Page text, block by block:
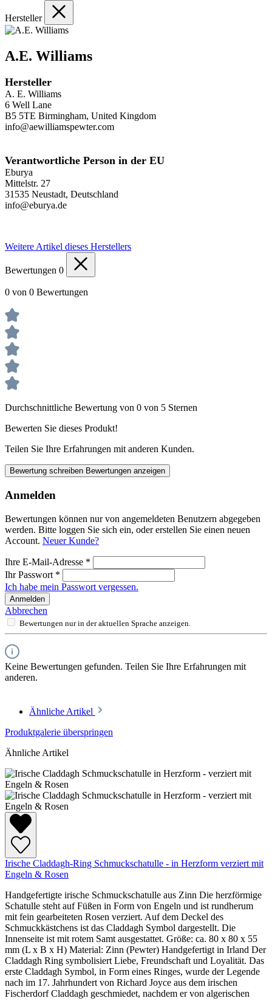
Hersteller
A.E. Williams
Hersteller
A. E. Williams
6 Well Lane
B5 5TE Birmingham, United Kingdom
info@aewilliamspewter.com
Verantwortliche Person in der EU
Eburya
Mittelstr. 27
31535 Neustadt, Deutschland
info@eburya.de
Weitere Artikel dieses Herstellers
Bewertungen 0
0 von 0 Bewertungen
Durchschnittliche Bewertung von 0 von 5 Sternen
Bewerten Sie dieses Produkt!
Teilen Sie Ihre Erfahrungen mit anderen Kunden.
Bewertung schreiben Bewertungen anzeigen
Anmelden
Bewertungen können nur von angemeldeten Benutzern abgegeben
werden. Bitte loggen Sie sich ein, oder erstellen Sie einen neuen
Account. Neuer Kunde?
Ihre E-Mail-Adresse *
Ihr Passwort *
Ich habe mein Passwort vergessen.
Anmelden
Abbrechen
Bewertungen nur in der aktuellen Sprache anzeigen.
Keine Bewertungen gefunden. Teilen Sie Ihre Erfahrungen mit
anderen.
Ähnliche Artikel
Produktgalerie überspringen
Ähnliche Artikel
Irische Claddagh-Ring Schmuckschatulle - in Herzform verziert mit
Engeln & Rosen
Handgefertigte irische Schmuckschatulle aus Zinn Die herzförmige
Schatulle steht auf Füßen in Form von Engeln und ist rundherum
mit fein gearbeiteten Rosen verziert. Auf dem Deckel des
Schmuckkästchens ist das Claddagh Symbol dargestellt. Die
Innenseite ist mit rotem Samt ausgestattet. Größe: ca. 80 x 80 x 55
mm (L x B x H) Material: Zinn (Pewter) Handgefertigt in Irland Der
Claddagh Ring symbolisiert Liebe, Freundschaft und Loyalität. Das
erste Claddagh Symbol, in Form eines Ringes, wurde der Legende
nach im 17. Jahrhundert von Richard Joyce aus dem irischen
Fischerdorf Claddagh geschmiedet, nachdem er von algerischen